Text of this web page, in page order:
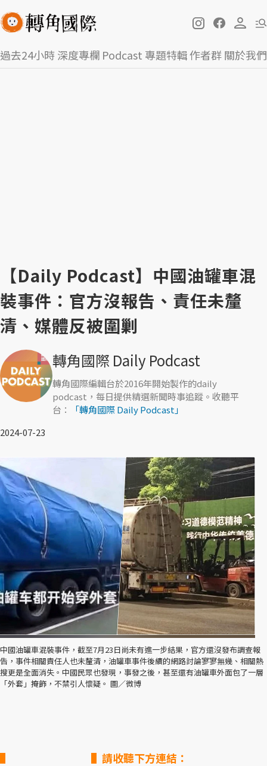
過去24小時深度專欄 Podcast 專題特輯作者群關於我們
【Daily Podcast】中國油罐車混
裝事件：官方沒報告、責任未釐
清、媒體反被圍剿
轉角國際 Daily Podcast
轉角國際編輯台於2016年開始製作的daily
podcast，每日提供精選新聞時事追蹤。收聽平
台：
「轉角國際 Daily Podcast」
2024-07-23
中國油罐車混裝事件，截至7月23日尚未有進一步結果，官方還沒發布調查報
告，事件相關責任人也未釐清，油罐車事件後續的網路討論寥寥無幾、相關熱
搜更是全面消失。中國民眾也發現，事發之後，甚至還有油罐車外面包了一層
「外套」掩飾，不禁引人懷疑。 圖／微博
▌請收聽下方連結：